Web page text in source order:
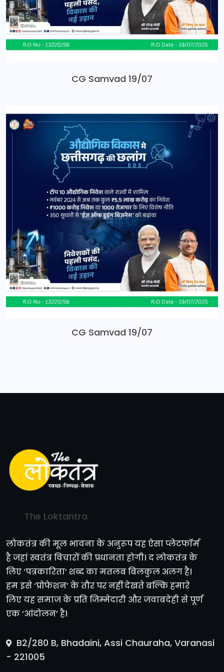
CG Samvad 19/07
CG Samvad 19/07
The Loktantra
लोकतंत्र की मूल भावना के अनुरूप यह ऐसा प्लेटफॉर्म
है जहां स्वतंत्र विचारों की प्रधानता होगी। द लोकतंत्र के
लिए ‘पत्रकारिता’ शब्द का मतलब बिलकुल अलग है।
हम इसे ‘प्रोफेशन’ के तौर पर नहीं देखते बल्कि हमारे
लिए यह समाज के प्रति जिम्मेदारी और जवाबदेही से पूर्ण
एक ‘आंदोलन’ है।
B2/280 B, Bhadaini, Assi Chauraha, Varanasi
- 221005